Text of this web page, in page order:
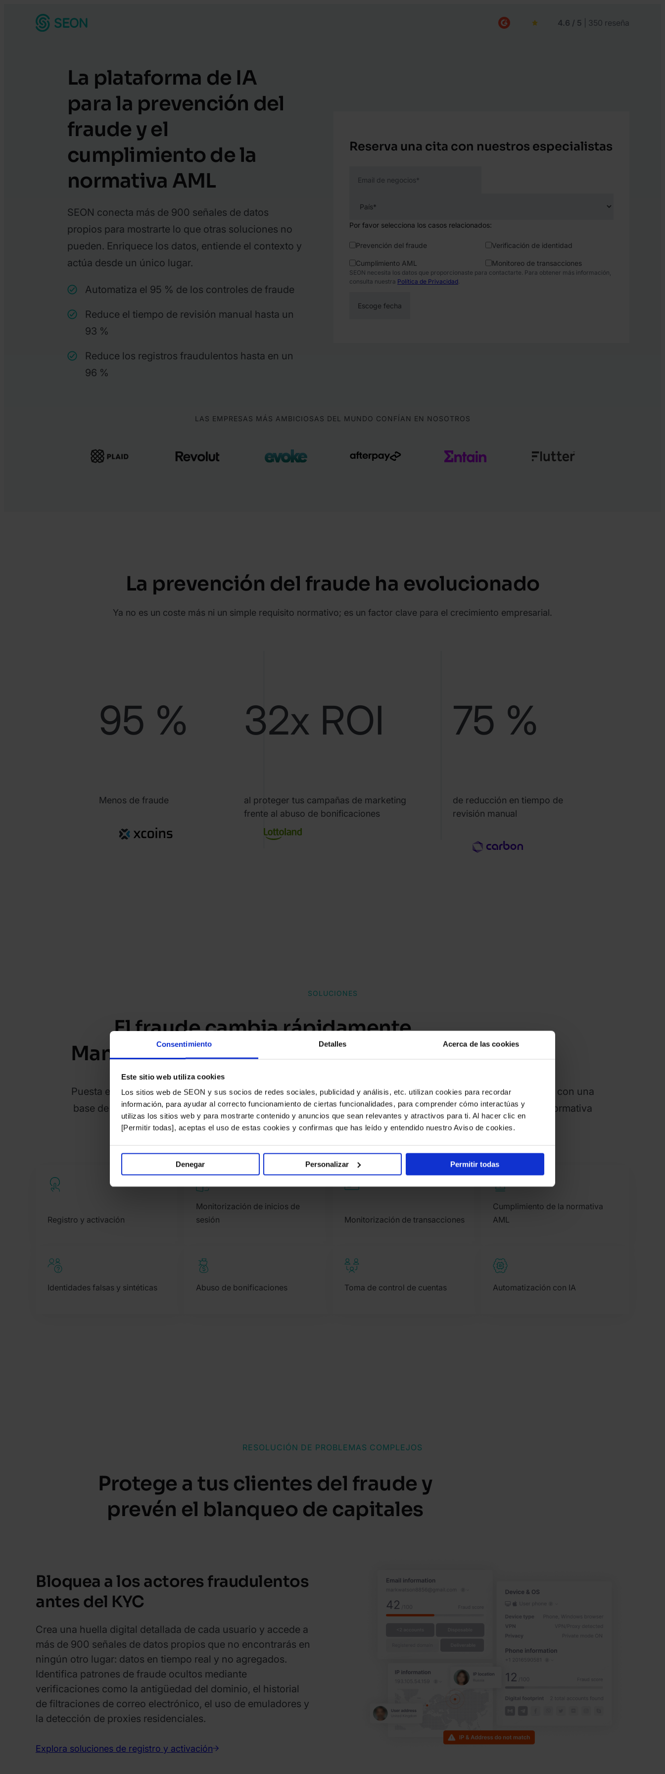
Consentimiento Detalles Acerca de las cookies
Este sitio web utiliza cookies
Los sitios web de SEON y sus socios de redes sociales, publicidad y análisis, etc. utilizan cookies para recordar
información, para ayudar al correcto funcionamiento de ciertas funcionalidades, para comprender cómo interactúas y
utilizas los sitios web y para mostrarte contenido y anuncios que sean relevantes y atractivos para ti. Al hacer clic en
[Permitir todas], aceptas el uso de estas cookies y confirmas que has leído y entendido nuestro Aviso de cookies.
Denegar Personalizar Permitir todas
4.6 / 5 | 350 reseña
La plataforma de IA
para la prevención del
fraude y el
cumplimiento de la
normativa AML
SEON conecta más de 900 señales de datos
propios para mostrarte lo que otras soluciones no
pueden. Enriquece los datos, entiende el contexto y
actúa desde un único lugar.
Automatiza el 95 % de los controles de fraude
Reduce el tiempo de revisión manual hasta un
93 %
Reduce los registros fraudulentos hasta en un
96 %
Reserva una cita con nuestros especialistas
Email de negocios*
Por favor selecciona los casos relacionados:
Prevención del fraude Verificación de identidad
Cumplimiento AML Monitoreo de transacciones
SEON necesita los datos que proporcionaste para contactarte. Para obtener más información,
consulta nuestra Política de Privacidad.
LAS EMPRESAS MÁS AMBICIOSAS DEL MUNDO CONFÍAN EN NOSOTROS
La prevención del fraude ha evolucionado
Ya no es un coste más ni un simple requisito normativo; es un factor clave para el crecimiento empresarial.
95 %
Menos de fraude
32x ROI
al proteger tus campañas de marketing
frente al abuso de bonificaciones
75 %
de reducción en tiempo de
revisión manual
SOLUCIONES
El fraude cambia rápidamente.
Mantente siempre un paso por delante.
Puesta en marcha en cuestión de días y escala a un número ilimitado de casos de uso y zonas geográficas con una
base de datos unificada y herramientas integradas para la prevención del fraude y el cumplimiento de la normativa
AML.
Registro y activación
Monitorización de inicios de
sesión
Monitorización de transacciones
Cumplimiento de la normativa
AML
Identidades falsas y sintéticas Abuso de bonificaciones Toma de control de cuentas Automatización con IA
RESOLUCIÓN DE PROBLEMAS COMPLEJOS
Protege a tus clientes del fraude y
prevén el blanqueo de capitales
Bloquea a los actores fraudulentos
antes del KYC
Crea una huella digital detallada de cada usuario y accede a
más de 900 señales de datos propios que no encontrarás en
ningún otro lugar: datos en tiempo real y no agregados.
Identifica patrones de fraude ocultos mediante
verificaciones como la antigüedad del dominio, el historial
de filtraciones de correo electrónico, el uso de emuladores y
la detección de proxies residenciales.
Explora soluciones de registro y activación